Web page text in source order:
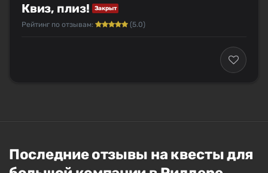
Квиз, плиз! Закрыт
Рейтинг по отзывам: (5.0)
Последние отзывы на квесты для